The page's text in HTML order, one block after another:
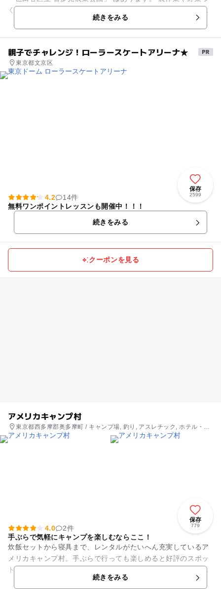
くり体験、食の体験などを通じて、多くの方々に農業の楽しさ
続きをみる
親子でチャレンジ！ローラースケートアリーナ★
東京都文京区
保存
2599
4.2
14件
無料ワンポイントレッスンも開催中！！！
続きをみる
クーポンを見る
アメリカキャンプ村
東京都西多摩郡奥多摩町 / キャンプ場, 釣り, アスレチック, ホテル・旅
館
保存
779
4.0
2件
手ぶらで気軽にキャンプを楽しむならここ！
炊飯セットから寝具まで、レンタルがたいへん充実しているア
メリカキャンプ村。手ぶらで行っても楽しめると好評のスポッ
トです。宿泊施設もバラエティに富んでおり、ツリーハウスや
ペンションキャビンを含む全...続きをみる